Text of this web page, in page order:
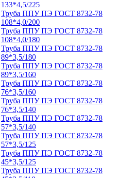
133*4,5/225
Труба ППУ ПЭ ГОСТ 8732-78
108*4,0/200
Труба ППУ ПЭ ГОСТ 8732-78
108*4,0/180
Труба ППУ ПЭ ГОСТ 8732-78
89*3,5/180
Труба ППУ ПЭ ГОСТ 8732-78
89*3,5/160
Труба ППУ ПЭ ГОСТ 8732-78
76*3,5/160
Труба ППУ ПЭ ГОСТ 8732-78
76*3,5/140
Труба ППУ ПЭ ГОСТ 8732-78
57*3,5/140
Труба ППУ ПЭ ГОСТ 8732-78
57*3,5/125
Труба ППУ ПЭ ГОСТ 8732-78
45*3,5/125
Труба ППУ ПЭ ГОСТ 8732-78